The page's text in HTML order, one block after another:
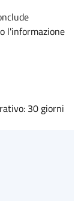
l'informazione
30 giorni